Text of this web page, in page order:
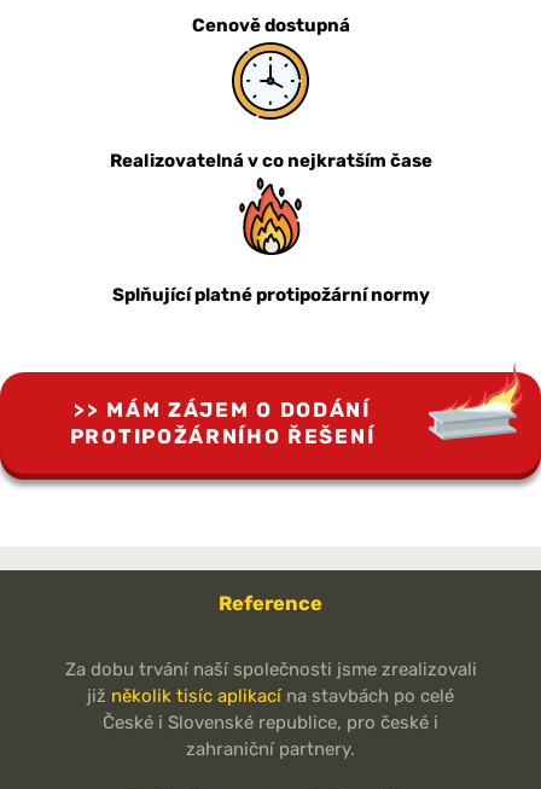
Cenově dostupná
Realizovatelná v co nejkratším čase
Splňující platné protipožární normy
MÁM ZÁJEM O DODÁNÍ
PROTIPOŽÁRNÍHO ŘEŠENÍ
Reference
Za dobu trvání naší společnosti jsme zrealizovali
již několik tisíc aplikací na stavbách po celé
České i Slovenské republice, pro české i
zahraniční partnery.